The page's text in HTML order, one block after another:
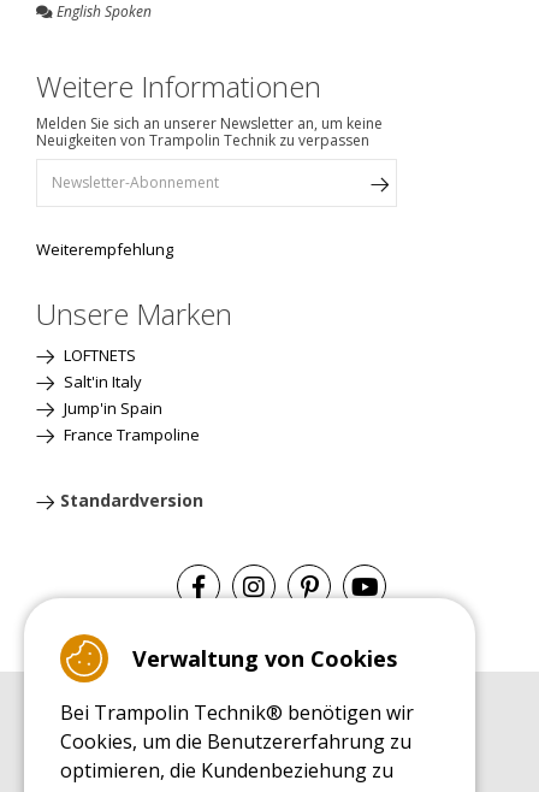
English Spoken
Weitere Informationen
Melden Sie sich an unserer Newsletter an, um keine
Neuigkeiten von Trampolin Technik zu verpassen
Weiterempfehlung
Unsere Marken
LOFTNETS
Salt'in Italy
Jump'in Spain
France Trampoline
Standardversion
EINKAUFSRATGEBER
Einkaufsratgeber
MONTAGE RATGEBER
Verwaltung von Cookies
Bei Trampolin Technik® benötigen wir
Cookies, um die Benutzererfahrung zu
optimieren, die Kundenbeziehung zu